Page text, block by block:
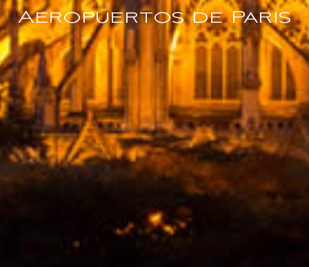
Aeropuertos de Paris